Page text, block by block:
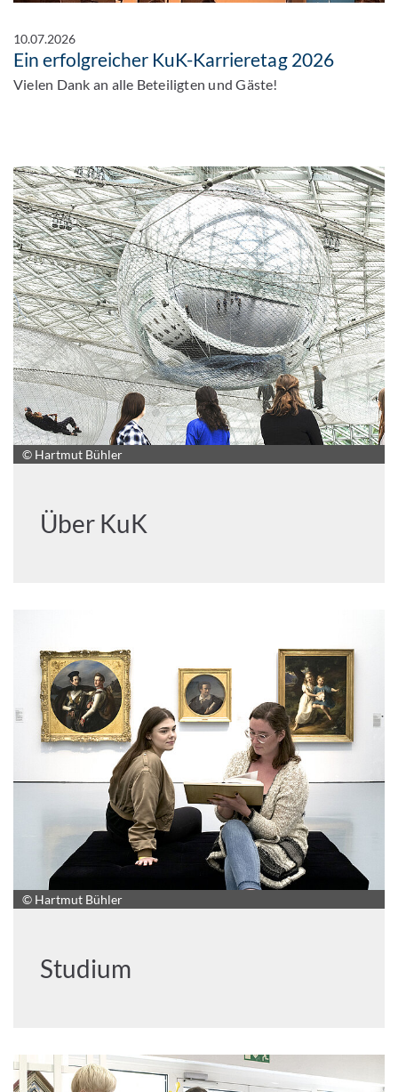
10.07.2026
Ein erfolgreicher KuK-Karrieretag 2026
Vielen Dank an alle Beteiligten und Gäste!
© Hartmut Bühler
Über KuK
© Hartmut Bühler
Studium